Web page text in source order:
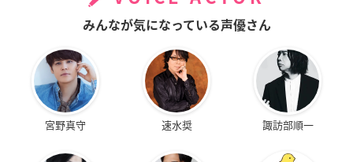
みんなが気になっている声優さん
宮野真守 速水奨 諏訪部順一